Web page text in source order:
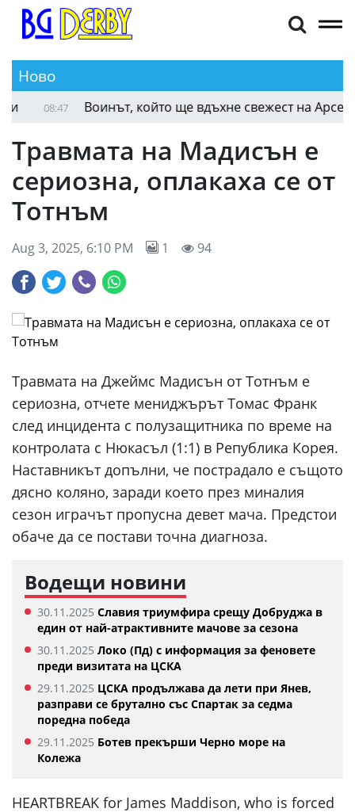
Ново
08:47 Воинът, който ще вдъхне свежест на Арсенал
Травмата на Мадисън е
сериозна, оплакаха се от
Тотнъм
Aug 3, 2025, 6:10 PM 1 94
Травмата на Джеймс Мадисън от Тотнъм е
сериозна, отчете мениджърът Томас Франк
след инцидента с полузащитника по време на
контролата с Нюкасъл (1:1) в Република Корея.
Наставникът допълни, че пострадало е същото
дясно коляно, заради което през миналия
сезон играчът пропусна девет мача. Предстои
обаче да се постави точна диагноза.
Водещи новини
30.11.2025 Славия триумфира срещу Добруджа в
един от най-атрактивните мачове за сезона
30.11.2025 Локо (Пд) с информация за феновете
преди визитата на ЦСКА
29.11.2025 ЦСКА продължава да лети при Янев,
разправи се брутално със Спартак за седма
поредна победа
29.11.2025 Ботев прекърши Черно море на
Колежа
HEARTBREAK for James Maddison, who is forced